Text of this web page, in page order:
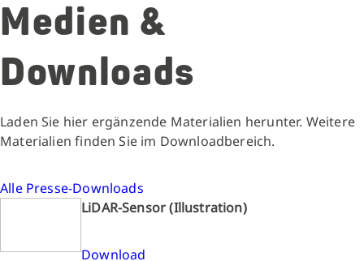
Medien &
Downloads
Laden Sie hier ergänzende Materialien herunter. Weitere
Materialien finden Sie im Downloadbereich.
Alle Presse-Downloads
LiDAR-Sensor (Illustration)
Download